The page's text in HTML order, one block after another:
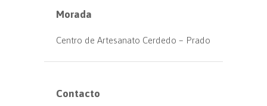
Morada
Centro de Artesanato Cerdedo – Prado
Contacto